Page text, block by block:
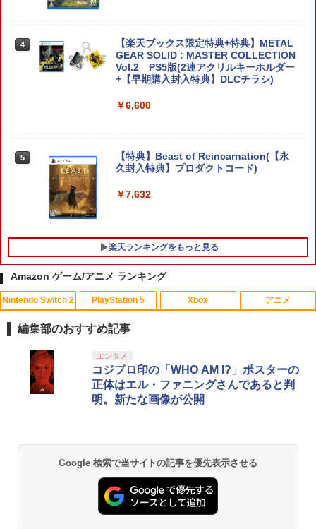
ドラゴンクエストモンスターズ4 枯れ
2】 POT-P-ABLCA
Nintendo Switch 2 Edition
4
【楽天ブックス限定特典+特典】METAL
GEAR SOLID : MASTER COLLECTION
Vol.2 PS5版(2連アクリルキーホルダー
+【早期購入封入特典】DLCチラシ)
￥6,600
5
【特典】Beast of Reincarnation(【永
久封入特典】プロダクトコード)
￥7,632
楽天ランキングをもっと見る
1 【中古】ルイージマンション
￥864
ー2 アダプタ スイッチ 8bit Switch Pro
Windows Mac Raspbery Xbox Series
X＆S One コントローラー Bluetoothコ
ントローラー PS5 PS4
￥2,690
1
【中古】カーズ2 MovieNEX [純正ブルー
レイ＋純正ケース]
￥2,413
【中古】【未使用品】ソウルフル・ワー
Amazon ゲーム/アニメ ランキング
Nintendo Switch 2
スプラトゥーン レイダース|オンライン
コード版
￥5,832
スプラトゥーン レイダース -Switch2
PlayStation 5
PlayStation 5 デジタル・エディション
日本語専用 Console Language: Japan
ese only (CFI-2200B01)
￥55,000
Beast of Reincarnation -PS5 【特典】
プロダクトコード 封入
￥7,286
Xbox
【純正品】Xbox ワイヤレス コントロー
ラー + USB-C® ケーブル
￥8,300
2
【純正品】Xbox ワイヤレス コントロー
ラー (ロボット ホワイト)
￥7,681
アニメ
劇場版「鬼滅の刃」無限城編 第一章 猗
窩座再来 通常版 [Blu-ray]
￥3,982
劇場版「鬼滅の刃」無限城編 第一章 猗
窩座再来 通常版 [DVD]
￥3,523
編集部のおすすめ記事
エンタメ
コジプロ印の「WHO AM I?」ポスターの
正体はエル・ファニングさんであると判
明。新たな画像が公開
Google 検索で当サイトの記事を優先表示させる